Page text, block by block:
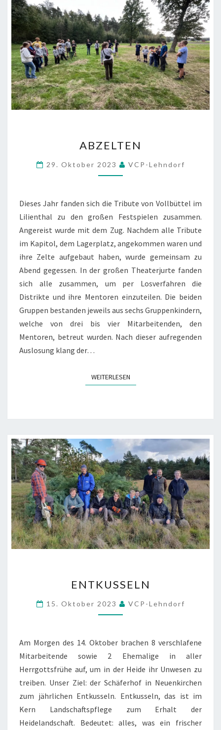
ABZELTEN
29. Oktober 2023 VCP-Lehndorf
Dieses Jahr fanden sich die Tribute von Vollbüttel im
Lilienthal zu den großen Festspielen zusammen.
Angereist wurde mit dem Zug. Nachdem alle Tribute
im Kapitol, dem Lagerplatz, angekommen waren und
ihre Zelte aufgebaut haben, wurde gemeinsam zu
Abend gegessen. In der großen Theaterjurte fanden
sich alle zusammen, um per Losverfahren die
Distrikte und ihre Mentoren einzuteilen. Die beiden
Gruppen bestanden jeweils aus sechs Gruppenkindern,
welche von drei bis vier Mitarbeitenden, den
Mentoren, betreut wurden. Nach dieser aufregenden
Auslosung klang der…
WEITERLESENWEITERLESEN
ENTKUSSELN
15. Oktober 2023 VCP-Lehndorf
Am Morgen des 14. Oktober brachen 8 verschlafene
Mitarbeitende sowie 2 Ehemalige in aller
Herrgottsfrühe auf, um in der Heide ihr Unwesen zu
treiben. Unser Ziel: der Schäferhof in Neuenkirchen
zum jährlichen Entkusseln. Entkusseln, das ist im
Kern Landschaftspflege zum Erhalt der
Heidelandschaft. Bedeutet: alles, was ein frischer